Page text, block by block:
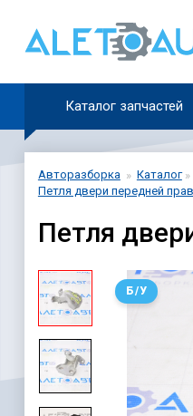
Каталог запчастей
Авторазборка Каталог
Петля двери передней
Петля
Б/У